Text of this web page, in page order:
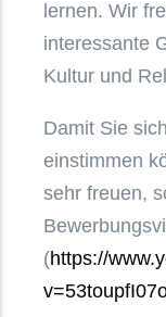
lernen. Wir
interessante
Kultur und
Damit Sie
einstimmen
sehr freuen,
(https://